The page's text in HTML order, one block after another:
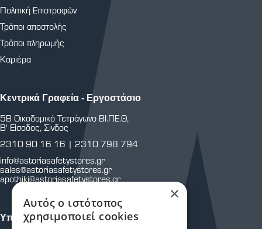
Πολιτική Επιστροφών
Τρόποι αποστολής
Τρόποι πληρωμής
Καριέρα
Κεντρικά Γραφεία - Εργοστάσιο
5Β Οικοδομικό Τετράγωνο ΒΙ.ΠΕ.Θ,
Β' Είσοδος, Σίνδος
2310 90 16 16 | 2310 798 794
info@astoriasafetystores.gr
sales@astoriasafetystores.gr
apothiki@astoriasafetystores.gr
Υποκατάστημα Μαρτίου
×
Αυτός ο ιστότοπος
χρησιμοποιεί cookies